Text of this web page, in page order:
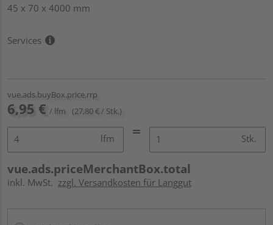
45 x 70 x 4000 mm
Services
vue.ads.buyBox.price.rrp
6,95 € / lfm (27,80 € / Stk.)
lfm Stk.
vue.ads.priceMerchantBox.total
inkl. MwSt. zzgl. Versandkosten für Langgut